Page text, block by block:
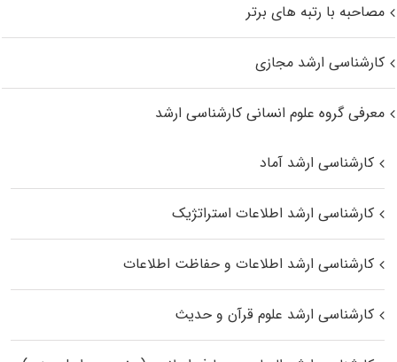
مصاحبه با رتبه های برتر
کارشناسی ارشد مجازی
معرفی گروه علوم انسانی کارشناسی ارشد
کارشناسی ارشد آماد
کارشناسی ارشد اطلاعات استراتژیک
کارشناسی ارشد اطلاعات و حفاظت اطلاعات
کارشناسی ارشد علوم قرآن و حدیث